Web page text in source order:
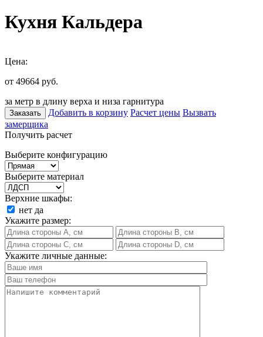
Кухня Кальдера
Цена:
от 49664 руб.
за метр в длину верха и низа гарнитура
Заказать Добавить в корзину Расчет цены Вызвать
замерщика
Получить расчет
Выберите конфигурацию
Выберите материал
Верхние шкафы:
нет да
Укажите размер:
Укажите личные данные: